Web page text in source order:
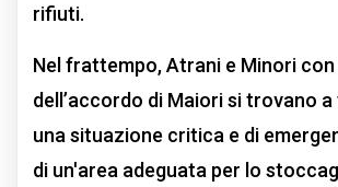
rifiuti.
Nel frattempo, Atrani e Minori
dell’accordo di Maiori si trovano
una situazione critica e di
di un'area adeguata per lo